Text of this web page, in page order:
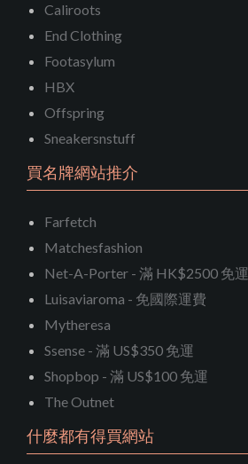
Caliroots
End Clothing
Footasylum
HBX
Offspring
Sneakersnstuff
買名牌網站推介
Farfetch
Matchesfashion
Net-A-Porter - 滿 HK$2500 免運
Luisaviaroma - 免國際運費
Mytheresa
Ssense - 滿 US$350 免運
Shopbop - 滿 US$100 免運
The Outnet
什麼都有得買網站